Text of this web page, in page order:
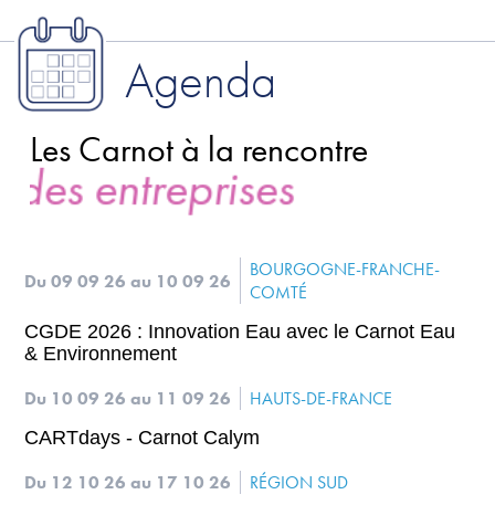
Agenda
Les Carnot à la rencontre
entreprises
Du 09 09 26au 10 09 26
BOURGOGNE-FRANCHE-
COMTÉ
CGDE 2026 : Innovation Eau avec le Carnot Eau
& Environnement
Du 10 09 26au 11 09 26
HAUTS-DE-FRANCE
CARTdays - Carnot Calym
Du 12 10 26au 17 10 26
RÉGION SUD